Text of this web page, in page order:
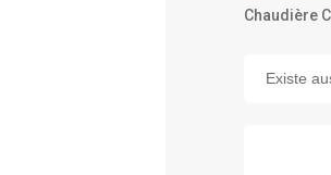
Chaudière